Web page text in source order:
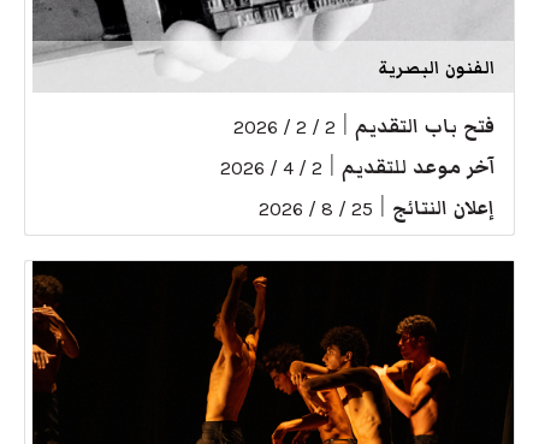
الفنون البصرية
فتح باب التقديم 2 / 2 / 2026
آخر موعد للتقديم 2 / 4 / 2026
إعلان النتائج 25 / 8 / 2026